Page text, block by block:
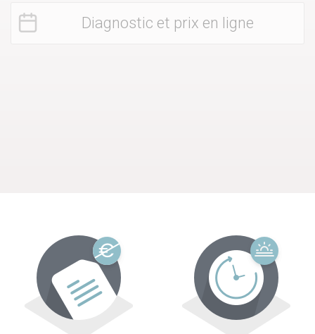
Diagnostic et prix en ligne